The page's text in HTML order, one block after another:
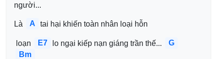
người...
Là A tai hại khiến toàn nhân loại hỗn
loạn E7 lo ngại kiếp nạn giáng trần thế...
G
Bm